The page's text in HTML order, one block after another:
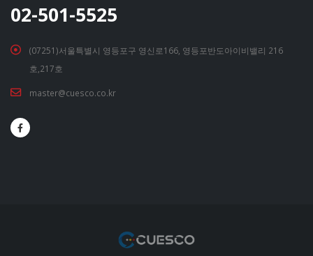
02-501-5525
(07251)서울특별시 영등포구 영신로166, 영등포반도아이비밸리 216
호,217호
master@cuesco.co.kr